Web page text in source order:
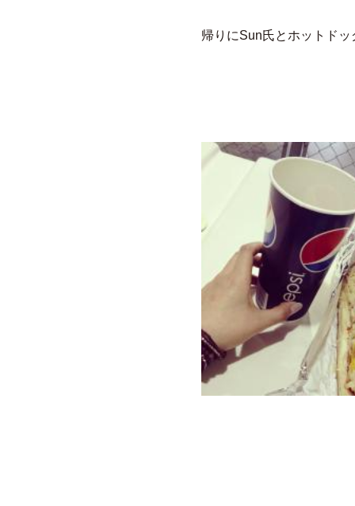
帰りにSun氏とホットド